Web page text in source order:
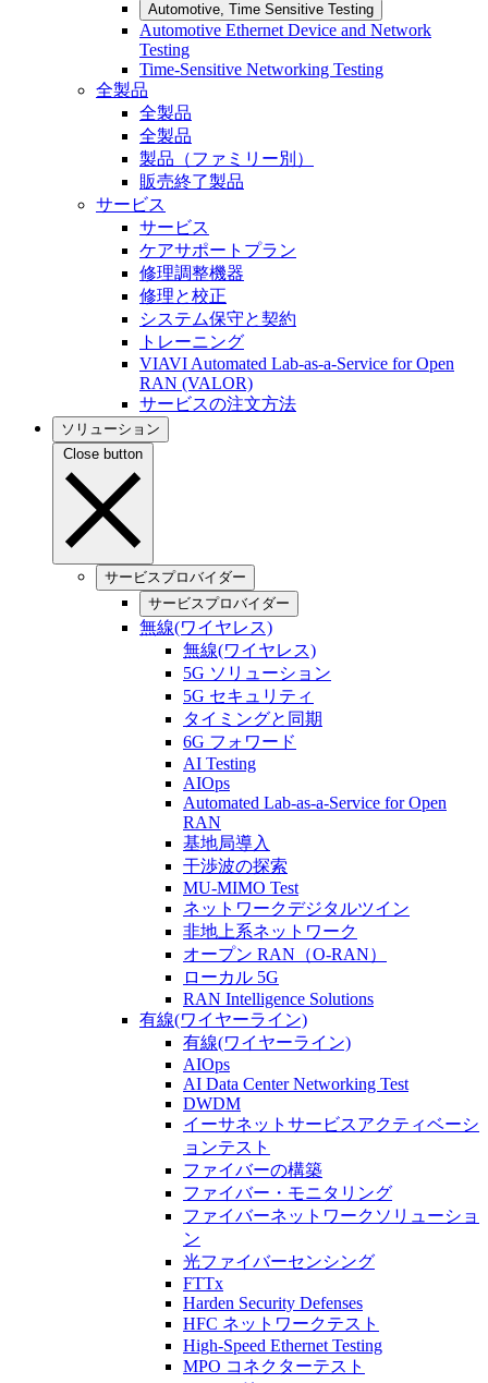
Automotive, Time Sensitive Testing
Automotive Ethernet Device and Network
Testing
Time-Sensitive Networking Testing
全製品
全製品
全製品
製品（ファミリー別）
販売終了製品
サービス
サービス
ケアサポートプラン
修理調整機器
修理と校正
システム保守と契約
トレーニング
VIAVI Automated Lab-as-a-Service for Open
RAN (VALOR)
サービスの注文方法
ソリューション
Close button
サービスプロバイダー
サービスプロバイダー
無線(ワイヤレス)
無線(ワイヤレス)
5G ソリューション
5G セキュリティ
タイミングと同期
6G フォワード
AI Testing
AIOps
Automated Lab-as-a-Service for Open
RAN
基地局導入
干渉波の探索
MU-MIMO Test
ネットワークデジタルツイン
非地上系ネットワーク
オープン RAN（O-RAN）
ローカル 5G
RAN Intelligence Solutions
有線(ワイヤーライン)
有線(ワイヤーライン)
AIOps
AI Data Center Networking Test
DWDM
イーサネットサービスアクティベーシ
ョンテスト
ファイバーの構築
ファイバー・モニタリング
ファイバーネットワークソリューショ
ン
光ファイバーセンシング
FTTx
Harden Security Defenses
HFC ネットワークテスト
High-Speed Ethernet Testing
MPO コネクターテスト